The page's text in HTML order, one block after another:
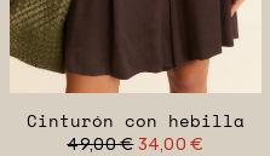
Cinturón con hebilla
49,00 € 34,00 €